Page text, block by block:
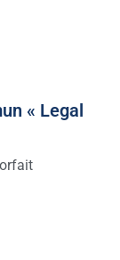
« Legal